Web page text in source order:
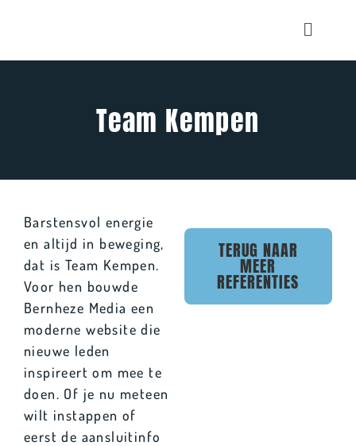
Toggle
Home
Ons team
Onze producten
Contact
Winkelwagen
Team Kempen
Barstensvol energie
en altijd in beweging,
dat is Team Kempen.
Voor hen bouwde
Bernheze Media een
moderne website die
nieuwe leden
inspireert om mee te
doen. Of je nu meteen
wilt instappen of
eerst de aansluitinfo
TERUG NAAR
MEER
REFERENTIES